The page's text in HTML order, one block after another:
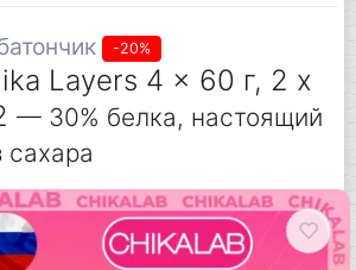
-20%
Layers 4 x 60 г, 2 х
— 30% белка, настоящий